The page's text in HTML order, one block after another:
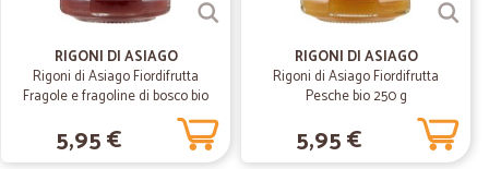
all’ordine
20/04/2020
e verdura buona e di grande qualità unica
RIGONI DI ASIAGO
Rigoni di Asiago Fiordifrutta
Fragole e fragoline di bosco bio
5,95 €
RIGONI DI ASIAGO
Rigoni di Asiago Fiordifrutta
Pesche bio 250 g
5,95 €